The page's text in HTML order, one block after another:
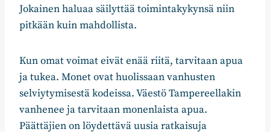
Jokainen haluaa säilyttää toimintakykynsä niin
pitkään kuin mahdollista.
Kun omat voimat eivät enää riitä, tarvitaan apua
ja tukea. Monet ovat huolissaan vanhusten
selviytymisestä kodeissa. Väestö Tampereellakin
vanhenee ja tarvitaan monenlaista apua.
Päättäjien on löydettävä uusia ratkaisuja